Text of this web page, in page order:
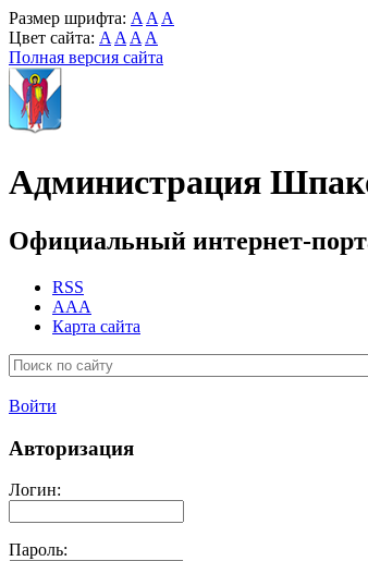
Размер шрифта: A A A
Цвет сайта: A A A A
Полная версия сайта
Администрация
Официальный интернет-
RSS
AAA
Карта сайта
Войти
Авторизация
Логин:
Пароль: